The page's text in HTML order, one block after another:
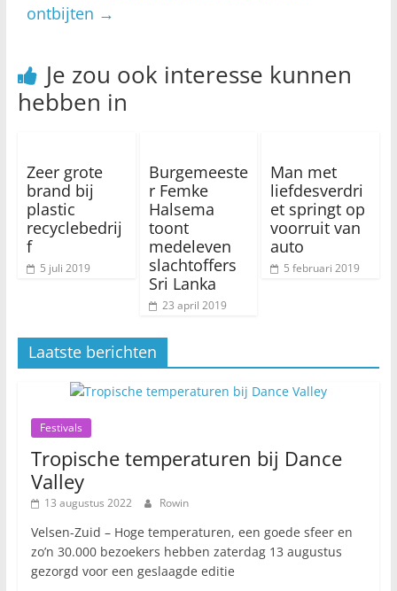
ontbijten →
Je zou ook interesse kunnen
hebben in
Zeer grote
brand bij
plastic
recyclebedrij
f
5 juli 2019
Burgemeeste
r Femke
Halsema
toont
medeleven
slachtoffers
Sri Lanka
23 april 2019
Man met
liefdesverdri
et springt op
voorruit van
auto
5 februari 2019
Laatste berichten
Festivals
Tropische temperaturen bij Dance
Valley
13 augustus 2022 Rowin
Velsen-Zuid – Hoge temperaturen, een goede sfeer en
zo’n 30.000 bezoekers hebben zaterdag 13 augustus
gezorgd voor een geslaagde editie